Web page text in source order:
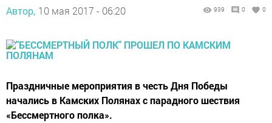
Автор, 10 мая 2017 - 06:20 939 0 0
Праздничные мероприятия в честь Дня Победы
начались в Камских Полянах с парадного шествия
«Бессмертного полка».